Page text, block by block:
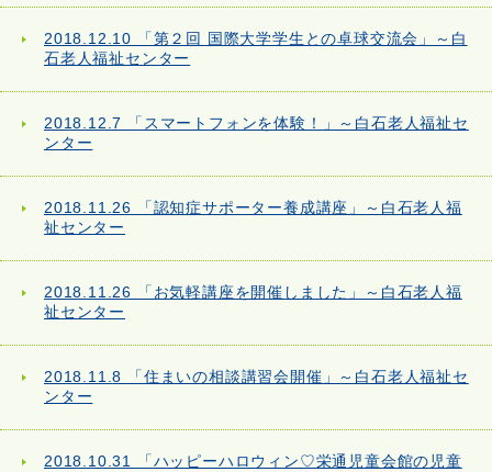
2018.12.10 「第２回 国際大学学生との卓球交流会」～白
石老人福祉センター
2018.12.7 「スマートフォンを体験！」～白石老人福祉セ
ンター
2018.11.26 「認知症サポーター養成講座」～白石老人福
祉センター
2018.11.26 「お気軽講座を開催しました」～白石老人福
祉センター
2018.11.8 「住まいの相談講習会開催」～白石老人福祉セ
ンター
2018.10.31 「ハッピーハロウィン♡栄通児童会館の児童